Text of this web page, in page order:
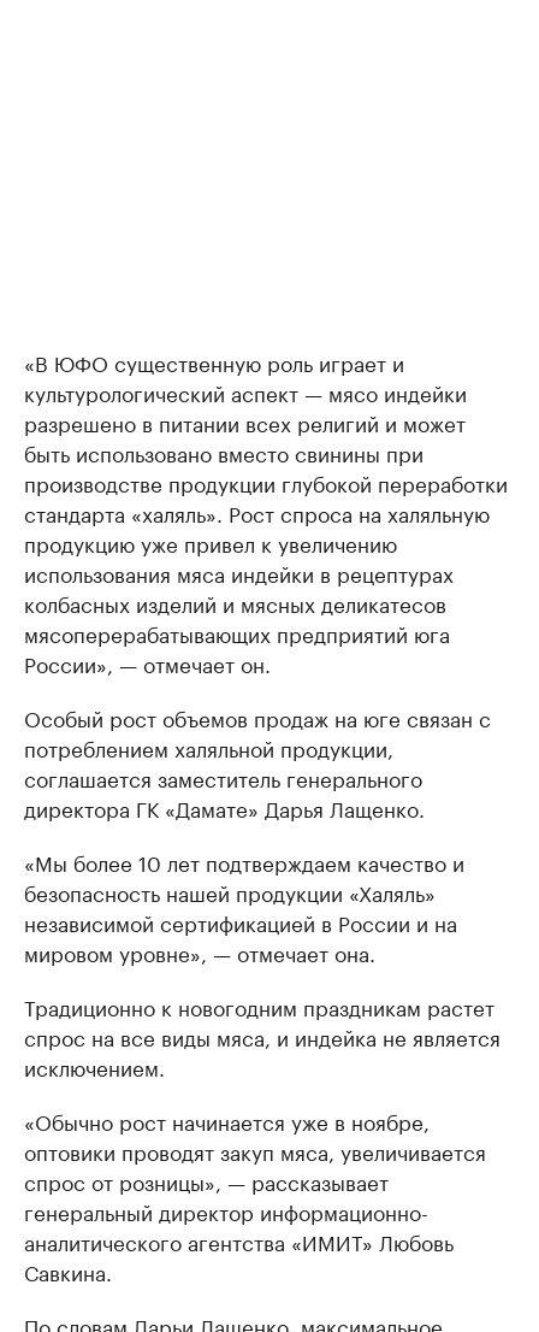
«В ЮФО существенную роль играет и
культурологический аспект — мясо индейки
разрешено в питании всех религий и может
быть использовано вместо свинины при
производстве продукции глубокой переработки
стандарта «халяль». Рост спроса на халяльную
продукцию уже привел к увеличению
использования мяса индейки в рецептурах
колбасных изделий и мясных деликатесов
мясоперерабатывающих предприятий юга
России», — отмечает он.
Особый рост объемов продаж на юге связан с
потреблением халяльной продукции,
соглашается заместитель генерального
директора ГК «Дамате» Дарья Лащенко.
«Мы более 10 лет подтверждаем качество и
безопасность нашей продукции «Халяль»
независимой сертификацией в России и на
мировом уровне», — отмечает она.
Традиционно к новогодним праздникам растет
спрос на все виды мяса, и индейка не является
исключением.
«Обычно рост начинается уже в ноябре,
оптовики проводят закуп мяса, увеличивается
спрос от розницы», — рассказывает
генеральный директор информационно-
аналитического агентства «ИМИТ» Любовь
Савкина.
По словам Дарьи Лащенко, максимальное